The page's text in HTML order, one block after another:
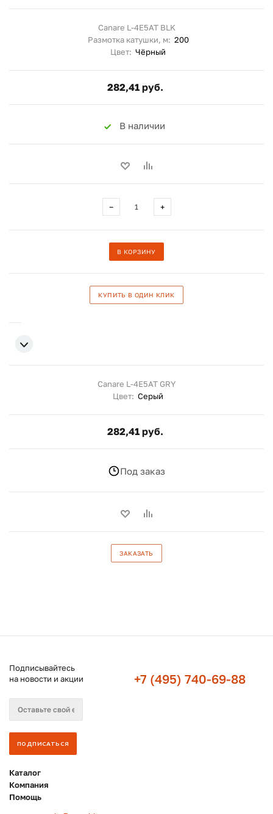
Canare L-4E5AT BLK
Размотка катушки, м: 200
Цвет: Чёрный
282,41 руб.
В наличии
− +
В КОРЗИНУ
КУПИТЬ В ОДИН КЛИК
Canare L-4E5AT GRY
Цвет: Серый
282,41 руб.
Под заказ
ЗАКАЗАТЬ
Подписывайтесь
на новости и акции
+7 (495) 740-69-88
Каталог
Компания
Помощь